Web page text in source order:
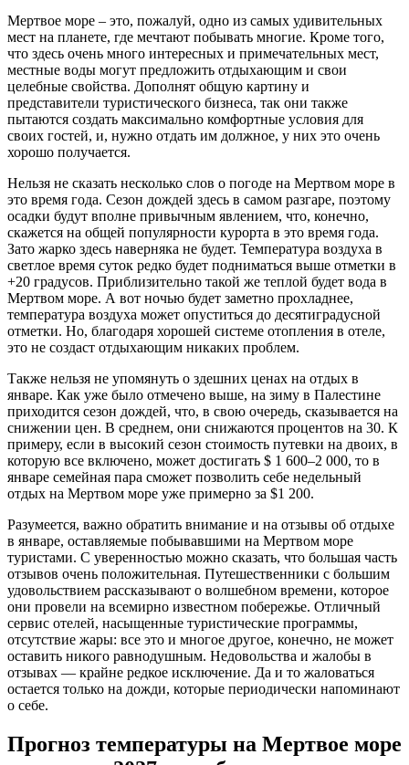
Мертвое море – это, пожалуй, одно из самых удивительных
мест на планете, где мечтают побывать многие. Кроме того,
что здесь очень много интересных и примечательных мест,
местные воды могут предложить отдыхающим и свои
целебные свойства. Дополнят общую картину и
представители туристического бизнеса, так они также
пытаются создать максимально комфортные условия для
своих гостей, и, нужно отдать им должное, у них это очень
хорошо получается.
Нельзя не сказать несколько слов о погоде на Мертвом море в
это время года. Сезон дождей здесь в самом разгаре, поэтому
осадки будут вполне привычным явлением, что, конечно,
скажется на общей популярности курорта в это время года.
Зато жарко здесь наверняка не будет. Температура воздуха в
светлое время суток редко будет подниматься выше отметки в
+20 градусов. Приблизительно такой же теплой будет вода в
Мертвом море. А вот ночью будет заметно прохладнее,
температура воздуха может опуститься до десятиградусной
отметки. Но, благодаря хорошей системе отопления в отеле,
это не создаст отдыхающим никаких проблем.
Также нельзя не упомянуть о здешних ценах на отдых в
январе. Как уже было отмечено выше, на зиму в Палестине
приходится сезон дождей, что, в свою очередь, сказывается на
снижении цен. В среднем, они снижаются процентов на 30. К
примеру, если в высокий сезон стоимость путевки на двоих, в
которую все включено, может достигать $ 1 600–2 000, то в
январе семейная пара сможет позволить себе недельный
отдых на Мертвом море уже примерно за $1 200.
Разумеется, важно обратить внимание и на отзывы об отдыхе
в январе, оставляемые побывавшими на Мертвом море
туристами. С уверенностью можно сказать, что большая часть
отзывов очень положительная. Путешественники с большим
удовольствием рассказывают о волшебном времени, которое
они провели на всемирно известном побережье. Отличный
сервис отелей, насыщенные туристические программы,
отсутствие жары: все это и многое другое, конечно, не может
оставить никого равнодушным. Недовольства и жалобы в
отзывах — крайне редкое исключение. Да и то жаловаться
остается только на дожди, которые периодически напоминают
о себе.
Прогноз температуры на Мертвое море